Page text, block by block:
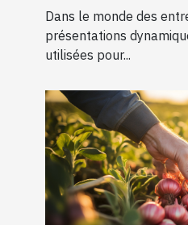
Dans le monde des
présentations
utilisées pour...